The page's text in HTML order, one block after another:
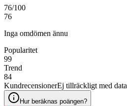
76/100
76
Inga omdömen ännu
Popularitet
99
Trend
84
KundrecensionerEj tillräckligt med data
Hur beräknas poängen?